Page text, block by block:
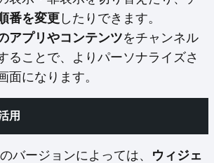
番を変更したりできます。
アプリやコンテンツをチャンネル
ることで、よりパーソナライズさ
面になります。
用
バージョンによっては、 ウィジェ